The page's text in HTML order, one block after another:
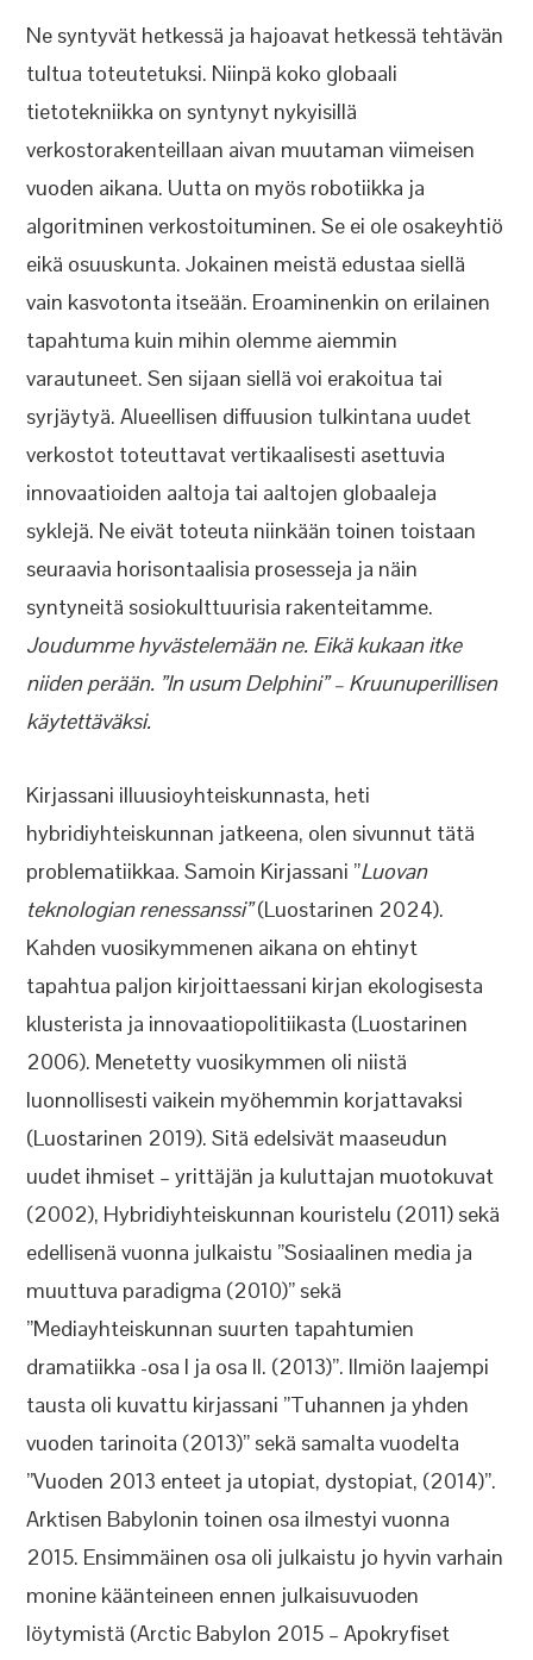
Ne syntyvät hetkessä ja hajoavat hetkessä tehtävän
tultua toteutetuksi. Niinpä koko globaali
tietotekniikka on syntynyt nykyisillä
verkostorakenteillaan aivan muutaman viimeisen
vuoden aikana. Uutta on myös robotiikka ja
algoritminen verkostoituminen. Se ei ole osakeyhtiö
eikä osuuskunta. Jokainen meistä edustaa siellä
vain kasvotonta itseään. Eroaminenkin on erilainen
tapahtuma kuin mihin olemme aiemmin
varautuneet. Sen sijaan siellä voi erakoitua tai
syrjäytyä. Alueellisen diffuusion tulkintana uudet
verkostot toteuttavat vertikaalisesti asettuvia
innovaatioiden aaltoja tai aaltojen globaaleja
syklejä. Ne eivät toteuta niinkään toinen toistaan
seuraavia horisontaalisia prosesseja ja näin
syntyneitä sosiokulttuurisia rakenteitamme.
Joudumme hyvästelemään ne. Eikä kukaan itke
niiden perään. ”In usum Delphini” – Kruunuperillisen
käytettäväksi.
Kirjassani illuusioyhteiskunnasta, heti
hybridiyhteiskunnan jatkeena, olen sivunnut tätä
problematiikkaa. Samoin Kirjassani ”Luovan
teknologian renessanssi”(Luostarinen 2024).
Kahden vuosikymmenen aikana on ehtinyt
tapahtua paljon kirjoittaessani kirjan ekologisesta
klusterista ja innovaatiopolitiikasta (Luostarinen
2006). Menetetty vuosikymmen oli niistä
luonnollisesti vaikein myöhemmin korjattavaksi
(Luostarinen 2019). Sitä edelsivät maaseudun
uudet ihmiset – yrittäjän ja kuluttajan muotokuvat
(2002), Hybridiyhteiskunnan kouristelu (2011) sekä
edellisenä vuonna julkaistu ”Sosiaalinen media ja
muuttuva paradigma (2010)” sekä
”Mediayhteiskunnan suurten tapahtumien
dramatiikka -osa I ja osa II. (2013)”. Ilmiön laajempi
tausta oli kuvattu kirjassani ”Tuhannen ja yhden
vuoden tarinoita (2013)” sekä samalta vuodelta
”Vuoden 2013 enteet ja utopiat, dystopiat, (2014)”.
Arktisen Babylonin toinen osa ilmestyi vuonna
2015. Ensimmäinen osa oli julkaistu jo hyvin varhain
monine käänteineen ennen julkaisuvuoden
löytymistä (Arctic Babylon 2015 – Apokryfiset